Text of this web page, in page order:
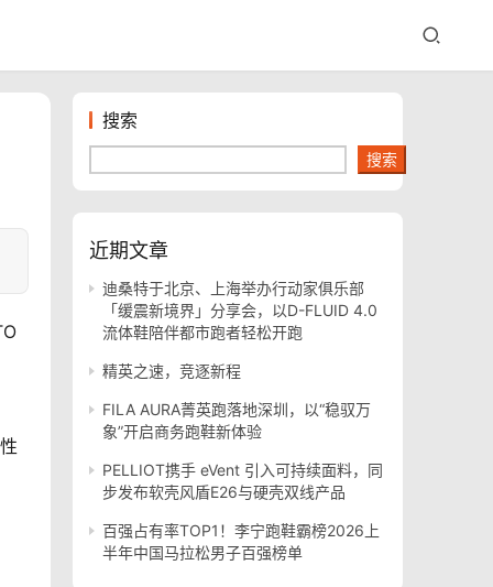
搜索
搜索
近期文章
迪桑特于北京、上海举办行动家俱乐部
「缓震新境界」分享会，以D-FLUID 4.0
流体鞋陪伴都市跑者轻松开跑
精英之速，竞逐新程
FILA AURA菁英跑落地深圳，以“稳驭万
象”开启商务跑鞋新体验
PELLIOT携手 eVent 引入可持续面料，同
步发布软壳风盾E26与硬壳双线产品
百强占有率TOP1！李宁跑鞋霸榜2026上
半年中国马拉松男子百强榜单